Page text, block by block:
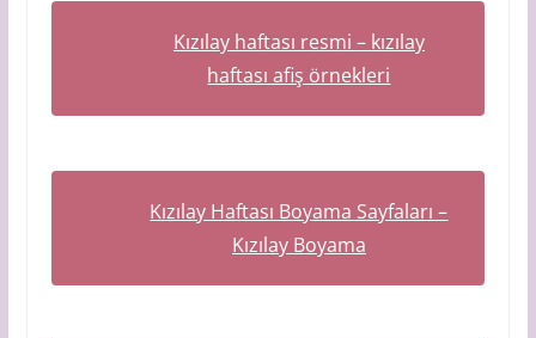
Kızılay haftası resmi – kızılay
haftası afiş örnekleri
Kızılay Haftası Boyama Sayfaları –
Kızılay Boyama